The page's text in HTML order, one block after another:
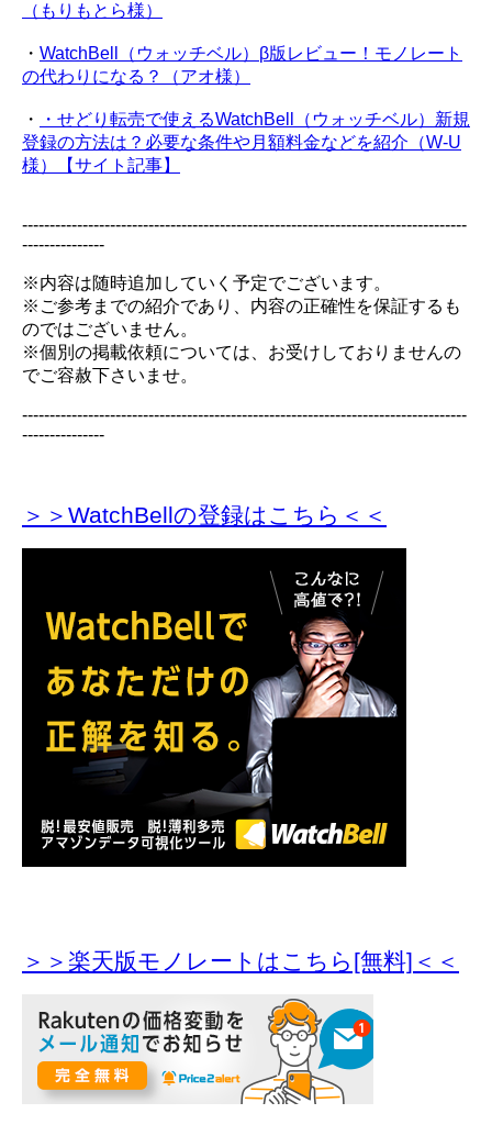
（もりもとら様）
・ WatchBell（ウォッチベル）β版レビュー！モノレート
の代わりになる？（アオ様）
・
・せどり転売で使えるWatchBell（ウォッチベル）新規
登録の方法は？必要な条件や月額料金などを紹介（W-U
様）【サイト記事】
---------------------------------------------------------------------------------
---------------
※内容は随時追加していく予定でございます。
※ご参考までの紹介であり、内容の正確性を保証するも
のではございません。
※個別の掲載依頼については、お受けしておりませんの
でご容赦下さいませ。
---------------------------------------------------------------------------------
---------------
＞＞WatchBellの登録はこちら＜＜
＞＞楽天版モノレートはこちら[無料]＜＜